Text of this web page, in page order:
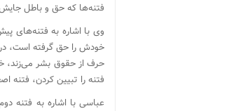
فتنه‌ها که حق و باطل
وی با اشاره به فتنه‌های
خودش را حق گرفته است،
حرف از حقوق بشر می‌زند،
فتنه را تبیین کردن، فتنه
عباسی با اشاره به فتنه